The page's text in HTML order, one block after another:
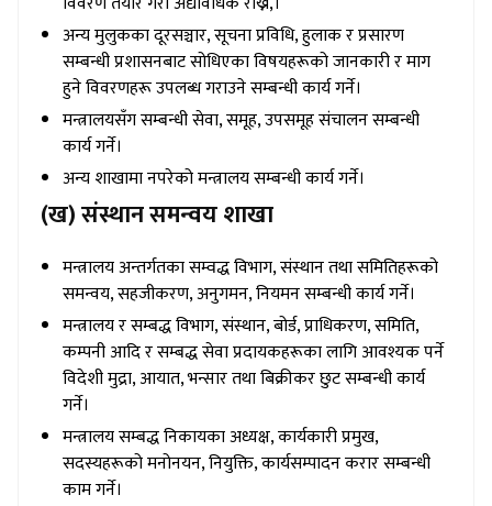
अन्य मुलुकका दूरसञ्चार, सूचना प्रविधि, हुलाक र प्रसारण
सम्बन्धी प्रशासनबाट सोधिएका विषयहरूको जानकारी र माग
हुने विवरणहरू उपलब्ध गराउने सम्बन्धी कार्य गर्ने।
मन्त्रालयसँग सम्बन्धी सेवा, समूह, उपसमूह संचालन सम्बन्धी
कार्य गर्ने।
अन्य शाखामा नपरेको मन्त्रालय सम्बन्धी कार्य गर्ने।
(ख) संस्थान समन्वय शाखा
मन्त्रालय अन्तर्गतका सम्वद्ध विभाग, संस्थान तथा समितिहरूको
समन्वय, सहजीकरण, अनुगमन, नियमन सम्बन्धी कार्य गर्ने।
मन्त्रालय र सम्बद्ध विभाग, संस्थान, बोर्ड, प्राधिकरण, समिति,
कम्पनी आदि र सम्बद्ध सेवा प्रदायकहरूका लागि आवश्यक पर्ने
विदेशी मुद्रा, आयात, भन्सार तथा बिक्रीकर छुट सम्बन्धी कार्य
गर्ने।
मन्त्रालय सम्बद्ध निकायका अध्यक्ष, कार्यकारी प्रमुख,
सदस्यहरूको मनोनयन, नियुक्ति, कार्यसम्पादन करार सम्बन्धी
काम गर्ने।